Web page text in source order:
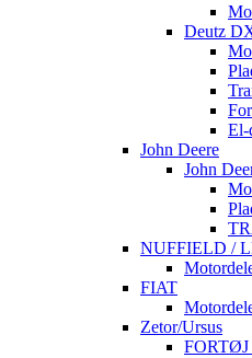
Deutz
El-
John Deere
John
NUFFIELD /
FIAT
Zetor/Ursus